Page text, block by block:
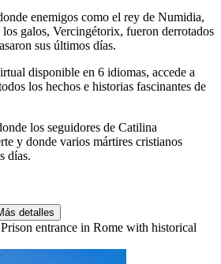
enemigos como el rey de Numidia,
galos, Vercingétorix, fueron derrotados
sus últimos días.
disponible en 6 idiomas, accede a
los hechos e historias fascinantes de
los seguidores de Catilina
y donde varios mártires cristianos
días.
detalles
entrance in Rome with historical